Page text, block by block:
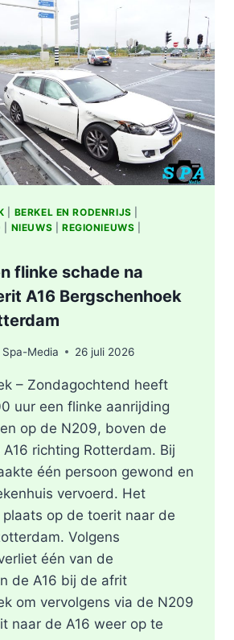
BERKEL EN RODENRIJS
NIEUWS REGIONIEUWS
flinke schade na
A16 Bergschenhoek
Media 26 juli 2026
– Zondagochtend heeft
uur een flinke aanrijding
op de N209, boven de
richting Rotterdam. Bij
één persoon gewond en
vervoerd. Het
op de toerit naar de
Volgens
één van de
de A16 bij de afrit
om vervolgens via de N209
naar de A16 weer op te